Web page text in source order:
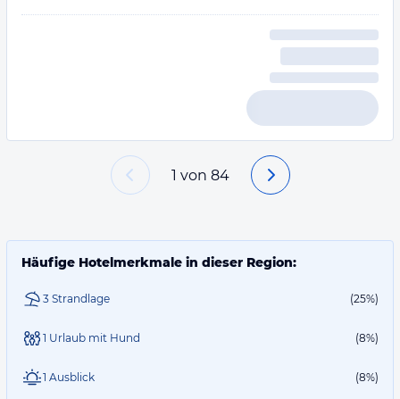
1 von 84
Häufige Hotelmerkmale in dieser Region:
3 Strandlage (25%)
1 Urlaub mit Hund (8%)
1 Ausblick (8%)